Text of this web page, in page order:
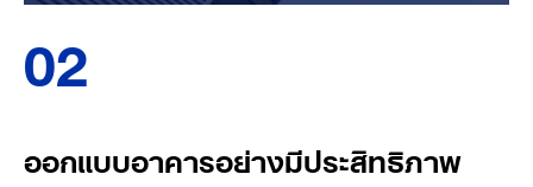
02
ออกแบบอาคารอย่างมีประสิทธิภาพ